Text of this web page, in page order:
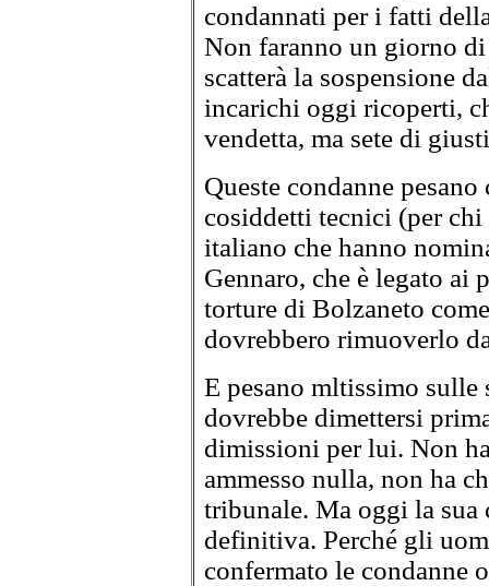
condannati per i fatti
Non faranno un giorno
scatterà la sospensione
incarichi oggi ricoperti,
vendetta, ma sete di
Queste condanne
cosiddetti tecnici (per
italiano che hanno
Gennaro, che è legato ai
torture di Bolzaneto
dovrebbero rimuoverlo
E pesano mltissimo sulle
dovrebbe dimettersi
dimissioni per lui. Non
ammesso nulla, non ha
tribunale. Ma oggi la sua
definitiva. Perché gli
confermato le condanne